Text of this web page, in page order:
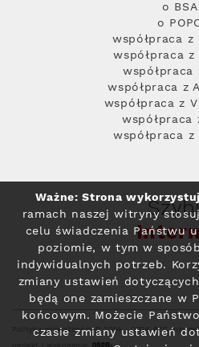
o BSA
o
współpraca z
współpraca z
współpraca
współpraca z
współpraca z
współpraca
współpraca z
Polityka prywatności© 2004 - 2026 RFC
Ważne: Strona
ramach naszej witryny
celu świadczenia Państwu
poziomie, w tym w
indywidualnych potrzeb.
zmiany ustawień
będą one zamieszczane w
końcowym. Możecie
czasie zmiany ustawień